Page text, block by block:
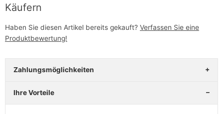
Käufern
Haben Sie diesen Artikel bereits gekauft? Verfassen Sie eine
Produktbewertung!
Zahlungsmöglichkeiten
Ihre Vorteile